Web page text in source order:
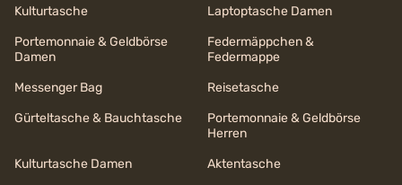
Kulturtasche
Laptoptasche Damen
Portemonnaie & Geldbörse
Damen
Federmäppchen &
Federmappe
Messenger Bag
Reisetasche
Gürteltasche & Bauchtasche
Portemonnaie & Geldbörse
Herren
Kulturtasche Damen
Aktentasche